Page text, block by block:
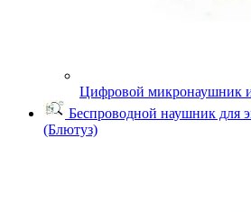
Цифровой микронаушник
Беспроводной наушник для
(Блютуз)